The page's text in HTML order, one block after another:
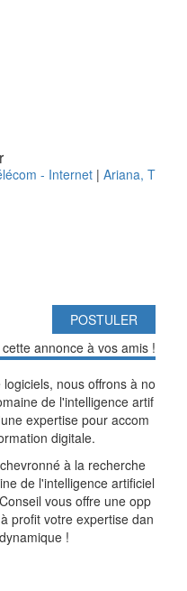
- Internet | Ariana, T
POSTULER
annonce à vos amis !
nous offrons à no
de l'intelligence artif
expertise pour accom
digitale.
à la recherche
de l'intelligence artificiel
vous offre une opp
profit votre expertise dan
!